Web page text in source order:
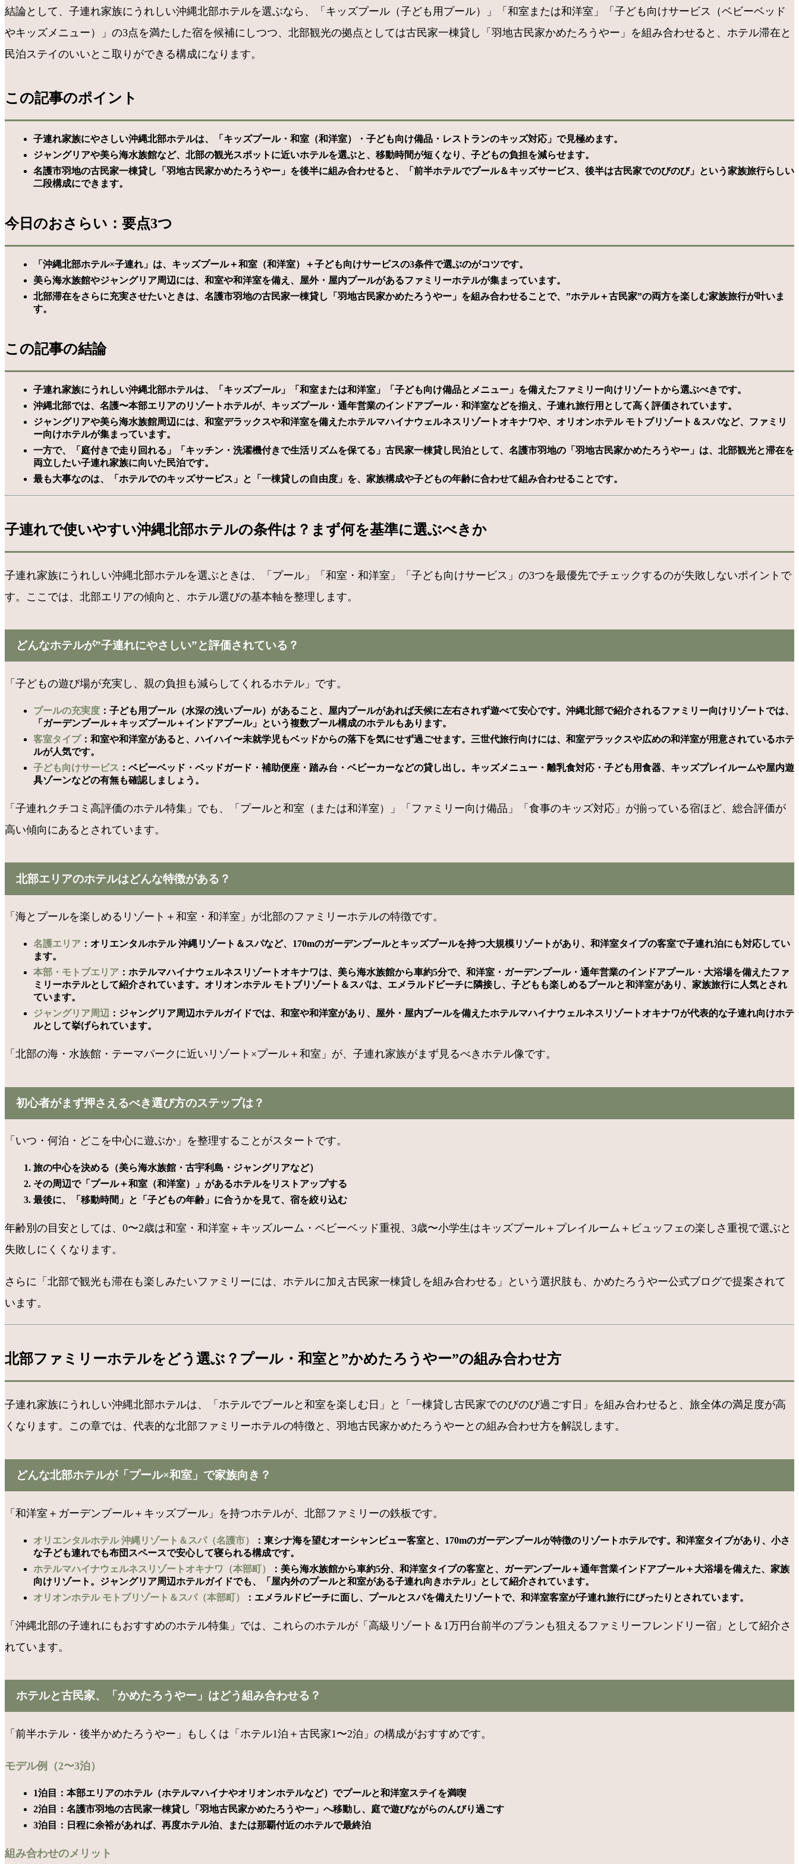
結論として、子連れ家族にうれしい沖縄北部ホテルを選ぶなら、「キッズプール（子ども用プール）」「和室または和洋室」「子ども向けサービス（ベビーベッド
やキッズメニュー）」の3点を満たした宿を候補にしつつ、北部観光の拠点としては古民家一棟貸し「羽地古民家かめたろうやー」を組み合わせると、ホテル滞在と
民泊ステイのいいとこ取りができる構成になります。
この記事のポイント
子連れ家族にやさしい沖縄北部ホテルは、「キッズプール・和室（和洋室）・子ども向け備品・レストランのキッズ対応」で見極めます。
ジャングリアや美ら海水族館など、北部の観光スポットに近いホテルを選ぶと、移動時間が短くなり、子どもの負担を減らせます。
名護市羽地の古民家一棟貸し「羽地古民家かめたろうやー」を後半に組み合わせると、「前半ホテルでプール＆キッズサービス、後半は古民家でのびのび」という家族旅行らしい
二段構成にできます。
今日のおさらい：要点3つ
「沖縄北部ホテル×子連れ」は、キッズプール＋和室（和洋室）＋子ども向けサービスの3条件で選ぶのがコツです。
美ら海水族館やジャングリア周辺には、和室や和洋室を備え、屋外・屋内プールがあるファミリーホテルが集まっています。
北部滞在をさらに充実させたいときは、名護市羽地の古民家一棟貸し「羽地古民家かめたろうやー」を組み合わせることで、”ホテル＋古民家”の両方を楽しむ家族旅行が叶いま
す。
この記事の結論
子連れ家族にうれしい沖縄北部ホテルは、「キッズプール」「和室または和洋室」「子ども向け備品とメニュー」を備えたファミリー向けリゾートから選ぶべきです。
沖縄北部では、名護〜本部エリアのリゾートホテルが、キッズプール・通年営業のインドアプール・和洋室などを揃え、子連れ旅行用として高く評価されています。
ジャングリアや美ら海水族館周辺には、和室デラックスや和洋室を備えたホテルマハイナウェルネスリゾートオキナワや、オリオンホテル モトブリゾート＆スパなど、ファミリ
ー向けホテルが集まっています。
一方で、「庭付きで走り回れる」「キッチン・洗濯機付きで生活リズムを保てる」古民家一棟貸し民泊として、名護市羽地の「羽地古民家かめたろうやー」は、北部観光と滞在を
両立したい子連れ家族に向いた民泊です。
最も大事なのは、「ホテルでのキッズサービス」と「一棟貸しの自由度」を、家族構成や子どもの年齢に合わせて組み合わせることです。
子連れで使いやすい沖縄北部ホテルの条件は？まず何を基準に選ぶべきか
子連れ家族にうれしい沖縄北部ホテルを選ぶときは、「プール」「和室・和洋室」「子ども向けサービス」の3つを最優先でチェックするのが失敗しないポイントで
す。ここでは、北部エリアの傾向と、ホテル選びの基本軸を整理します。
どんなホテルが”子連れにやさしい”と評価されている？
「子どもの遊び場が充実し、親の負担も減らしてくれるホテル」です。
プールの充実度 ：子ども用プール（水深の浅いプール）があること、屋内プールがあれば天候に左右されず遊べて安心です。沖縄北部で紹介されるファミリー向けリゾートでは、
「ガーデンプール＋キッズプール＋インドアプール」という複数プール構成のホテルもあります。
客室タイプ：和室や和洋室があると、ハイハイ〜未就学児もベッドからの落下を気にせず過ごせます。三世代旅行向けには、和室デラックスや広めの和洋室が用意されているホテ
ルが人気です。
子ども向けサービス ：ベビーベッド・ベッドガード・補助便座・踏み台・ベビーカーなどの貸し出し。キッズメニュー・離乳食対応・子ども用食器、キッズプレイルームや屋内遊
具ゾーンなどの有無も確認しましょう。
「子連れクチコミ高評価のホテル特集」でも、「プールと和室（または和洋室）」「ファミリー向け備品」「食事のキッズ対応」が揃っている宿ほど、総合評価が
高い傾向にあるとされています。
北部エリアのホテルはどんな特徴がある？
「海とプールを楽しめるリゾート＋和室・和洋室」が北部のファミリーホテルの特徴です。
名護エリア ：オリエンタルホテル 沖縄リゾート＆スパなど、170mのガーデンプールとキッズプールを持つ大規模リゾートがあり、和洋室タイプの客室で子連れ泊にも対応してい
ます。
本部・モトブエリア ：ホテルマハイナウェルネスリゾートオキナワは、美ら海水族館から車約5分で、和洋室・ガーデンプール・通年営業のインドアプール・大浴場を備えたファ
ミリーホテルとして紹介されています。オリオンホテル モトブリゾート＆スパは、エメラルドビーチに隣接し、子どもも楽しめるプールと和洋室があり、家族旅行に人気とされ
ています。
ジャングリア周辺 ：ジャングリア周辺ホテルガイドでは、和室や和洋室があり、屋外・屋内プールを備えたホテルマハイナウェルネスリゾートオキナワが代表的な子連れ向けホテ
ルとして挙げられています。
「北部の海・水族館・テーマパークに近いリゾート×プール＋和室」が、子連れ家族がまず見るべきホテル像です。
初心者がまず押さえるべき選び方のステップは？
「いつ・何泊・どこを中心に遊ぶか」を整理することがスタートです。
旅の中心を決める（美ら海水族館・古宇利島・ジャングリアなど）
その周辺で「プール＋和室（和洋室）」があるホテルをリストアップする
最後に、「移動時間」と「子どもの年齢」に合うかを見て、宿を絞り込む
年齢別の目安としては、0〜2歳は和室・和洋室＋キッズルーム・ベビーベッド重視、3歳〜小学生はキッズプール＋プレイルーム＋ビュッフェの楽しさ重視で選ぶと
失敗しにくくなります。
さらに「北部で観光も滞在も楽しみたいファミリーには、ホテルに加え古民家一棟貸しを組み合わせる」という選択肢も、かめたろうやー公式ブログで提案されて
います。
北部ファミリーホテルをどう選ぶ？プール・和室と”かめたろうやー”の組み合わせ方
子連れ家族にうれしい沖縄北部ホテルは、「ホテルでプールと和室を楽しむ日」と「一棟貸し古民家でのびのび過ごす日」を組み合わせると、旅全体の満足度が高
くなります。この章では、代表的な北部ファミリーホテルの特徴と、羽地古民家かめたろうやーとの組み合わせ方を解説します。
どんな北部ホテルが「プール×和室」で家族向き？
「和洋室＋ガーデンプール＋キッズプール」を持つホテルが、北部ファミリーの鉄板です。
オリエンタルホテル 沖縄リゾート＆スパ（名護市）
：東シナ海を望むオーシャンビュー客室と、170mのガーデンプールが特徴のリゾートホテルです。和洋室タイプがあり、小さ
な子ども連れでも布団スペースで安心して寝られる構成です。
ホテルマハイナウェルネスリゾートオキナワ（本部町）
：美ら海水族館から車約5分、和洋室タイプの客室と、ガーデンプール＋通年営業インドアプール＋大浴場を備えた、家族
向けリゾート。ジャングリア周辺ホテルガイドでも、「屋内外のプールと和室がある子連れ向きホテル」として紹介されています。
オリオンホテル モトブリゾート＆スパ（本部町）
：エメラルドビーチに面し、プールとスパを備えたリゾートで、和洋室客室が子連れ旅行にぴったりとされています。
「沖縄北部の子連れにもおすすめのホテル特集」では、これらのホテルが「高級リゾート＆1万円台前半のプランも狙えるファミリーフレンドリー宿」として紹介さ
れています。
ホテルと古民家、「かめたろうやー」はどう組み合わせる？
「前半ホテル・後半かめたろうやー」もしくは「ホテル1泊＋古民家1〜2泊」の構成がおすすめです。
モデル例（2〜3泊）
1泊目：本部エリアのホテル（ホテルマハイナやオリオンホテルなど）でプールと和洋室ステイを満喫
2泊目：名護市羽地の古民家一棟貸し「羽地古民家かめたろうやー」へ移動し、庭で遊びながらのんびり過ごす
3泊目：日程に余裕があれば、再度ホテル泊、または那覇付近のホテルで最終泊
組み合わせのメリット